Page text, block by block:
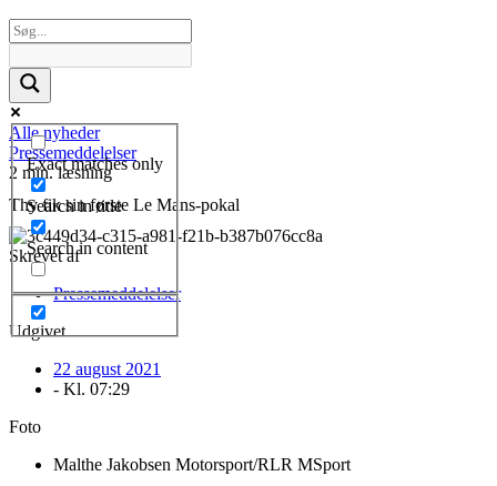
Exact matches only
Search in title
Search in content
Alle nyheder
Pressemeddelelser
2 min. læsning
Thy fik sin første Le Mans-pokal
Skrevet af
Pressemeddelelser
Udgivet
22 august 2021
- Kl. 07:29
Foto
Malthe Jakobsen Motorsport/RLR MSport